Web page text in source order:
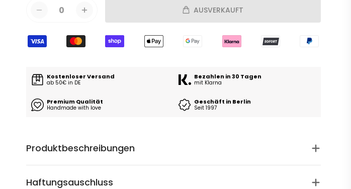
0 AUSVERKAUFT
Kostenloser Versand
ab 50€ in DE
Bezahlen in 30 Tagen
mit Klarna
Premium Qualität
Handmade with love
Geschäft in Berlin
Seit 1997
Produktbeschreibungen
Haftungsauschluss